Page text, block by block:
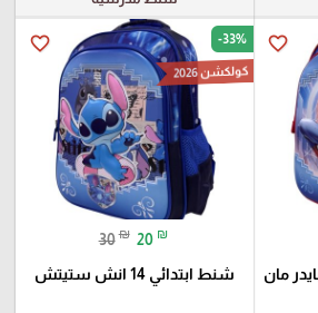
favorite_border
favorite_border -33%
كولكشن 2026
30 ₪ 20 ₪
شنط ابتدائي 14 انش ستيتش